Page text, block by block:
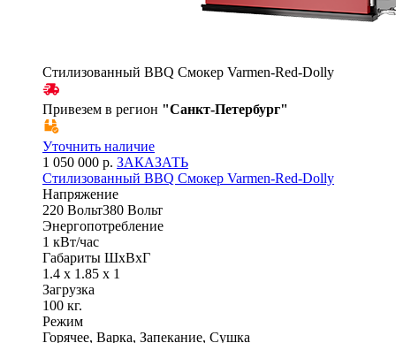
Стилизованный BBQ Смокер Varmen-Red-Dolly
Привезем в регион "Санкт-Петербург"
Уточнить наличие
1 050 000 р. ЗАКАЗАТЬ
Стилизованный BBQ Смокер Varmen-Red-Dolly
Напряжение
220 Вольт380 Вольт
Энергопотребление
1 кВт/час
Габариты ШхВхГ
1.4 x 1.85 x 1
Загрузка
100 кг.
Режим
Горячее, Варка, Запекание, Сушка